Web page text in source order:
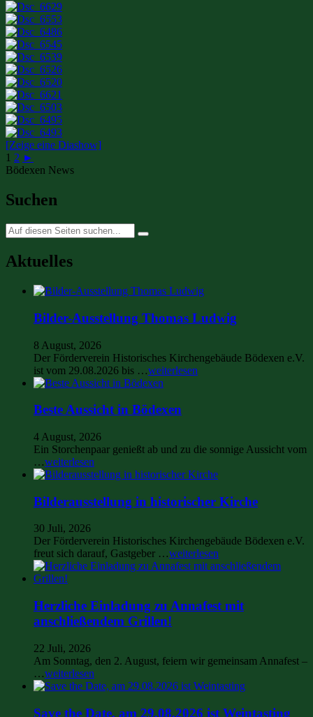
[Zeige eine Diashow]
1 2 ►
Bödexen News
Suchen
Suche
nach:
Aktuelles
Bilder-Ausstellung Thomas Ludwig
8 August, 2026
Der Förderverein Historisches Kirchengebäude Bödexen e.V.
ist vom 29.08.2026 bis …weiterlesen
Beste Aussicht in Bödexen
4 August, 2026
Ein Storchenpaar genießt ab und zu die sonnige Aussicht vom
…weiterlesen
Bilderausstellung in historischer Kirche
30 Juli, 2026
Der Förderverein Historisches Kirchengebäude Bödexen e.V.
freut sich darauf, Gastgeber …weiterlesen
Herzliche Einladung zu Annafest mit
anschließendem Grillen!
22 Juli, 2026
Am Sonntag, den 2. August, feiern wir gemeinsam Annafest –
…weiterlesen
Save the Date, am 29.08.2026 ist Weintasting